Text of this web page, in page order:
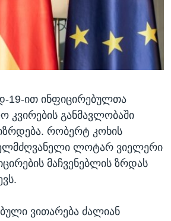
19-ით ინფიცირებულთა
განმავლობაში
რობერტ კოხის
ლოტარ ვიელერი
მაჩვენებლის ზრდას
ვითარება ძალიან